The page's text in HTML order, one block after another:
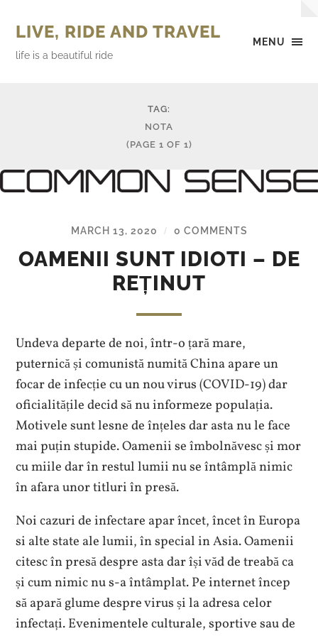
MENU
LIVE, RIDE AND TRAVEL
life is a beautiful ride
TAG:
NOTA
(PAGE 1 OF 1)
MARCH 13, 2020 / 0 COMMENTS
OAMENII SUNT IDIOTI – DE
REȚINUT
Undeva departe de noi, într-o țară mare,
puternică și comunistă numită China apare un
focar de infecție cu un nou virus (COVID-19) dar
oficialitățile decid să nu informeze populația.
Motivele sunt lesne de înțeles dar asta nu le face
mai puțin stupide. Oamenii se îmbolnăvesc și mor
cu miile dar în restul lumii nu se întâmplă nimic
în afara unor titluri în presă.
Noi cazuri de infectare apar încet, încet în Europa
si alte state ale lumii, în special in Asia. Oamenii
citesc în presă despre asta dar își văd de treabă ca
și cum nimic nu s-a întâmplat. Pe internet încep
să apară glume despre virus și la adresa celor
infectați. Evenimentele culturale, sportive sau de